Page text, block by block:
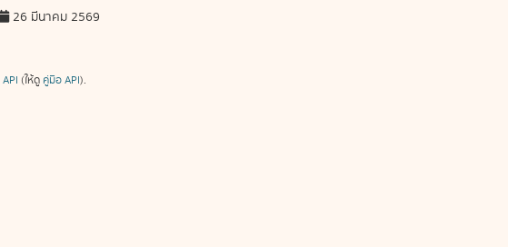
26 มีนาคม 2569
API (ให้ดู คู่มือ API).